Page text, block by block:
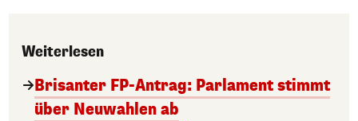
Weiterlesen
Brisanter FP-Antrag: Parlament stimmt
über Neuwahlen ab